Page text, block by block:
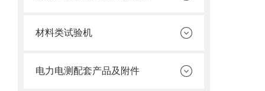
材料类试验机
电力电测配套产品及附件